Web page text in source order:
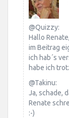
@Quizzy:
Hallo
im Beitrag
ich hab´s
habe ich
@Takinu:
Ja, schade,
Renate
:-)